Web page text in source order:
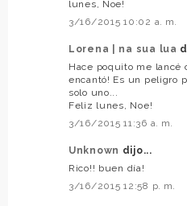
lunes, Noe!
3/16/2015 10:02 a. m.
Lorena | na sua lua
Hace poquito me lancé
encantó! Es un peligro
solo uno...
Feliz lunes, Noe!
3/16/2015 11:36 a. m.
Unknown dijo...
Rico!! buen día!
3/16/2015 12:58 p. m.